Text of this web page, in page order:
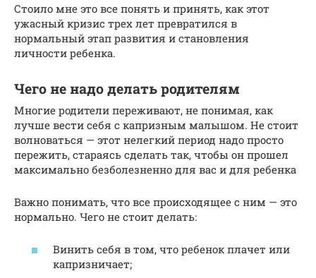
Стоило мне это все понять и принять, как этот
ужасный кризис трех лет превратился в
нормальный этап развития и становления
личности ребенка.
Чего не надо делать родителям
Многие родители переживают, не понимая, как
лучше вести себя с капризным малышом. Не стоит
волноваться — этот нелегкий период надо просто
пережить, стараясь сделать так, чтобы он прошел
максимально безболезненно для вас и для ребенка
Важно понимать, что все происходящее с ним — это
нормально. Чего не стоит делать:
Винить себя в том, что ребенок плачет или
капризничает;